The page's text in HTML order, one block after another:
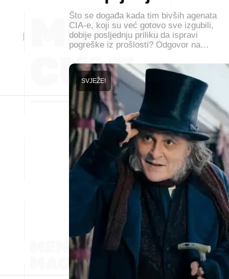
Što se događa kada tim bivših agenata
CIA-e, koji su već gotovo sve izgubili,
dobije posljednju priliku da ispravi
pogreške iz prošlosti? Odgovor na…
SVJEŽE!